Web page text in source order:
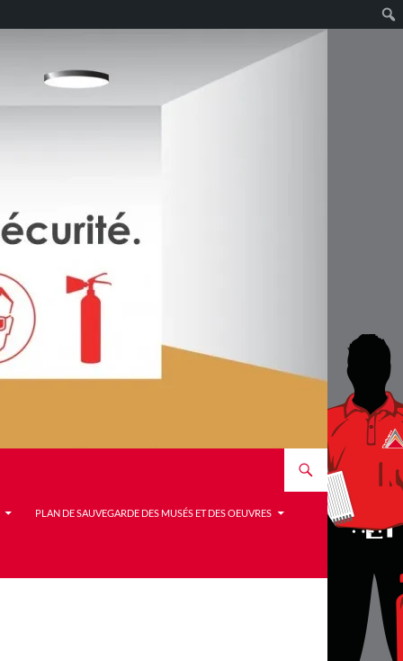
PLAN DE SAUVEGARDE DES MUSÉS ET DES OEUVRES